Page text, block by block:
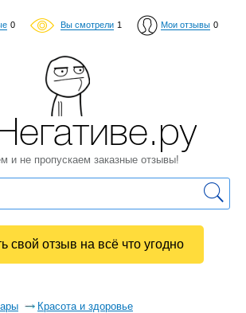
0 Вы смотрели 1 Мои отзывы 0
Красота и здоровье
и не пропускаем заказные отзывы!
свой отзыв на всё что угодно